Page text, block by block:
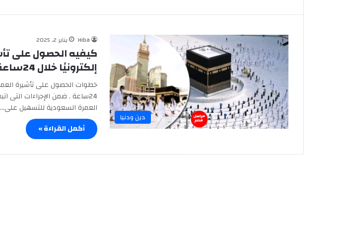
دين ودنيا
Hiba يناير 2, 2025
كيفيه الحصول على
إلكترونيًا خلال 24ساعة
خطوات الحصول على تأشيرة
24ساعة . ضمن الإجراءات التى
العمرة السعودية للتسهيل على…
أكمل القراءة »